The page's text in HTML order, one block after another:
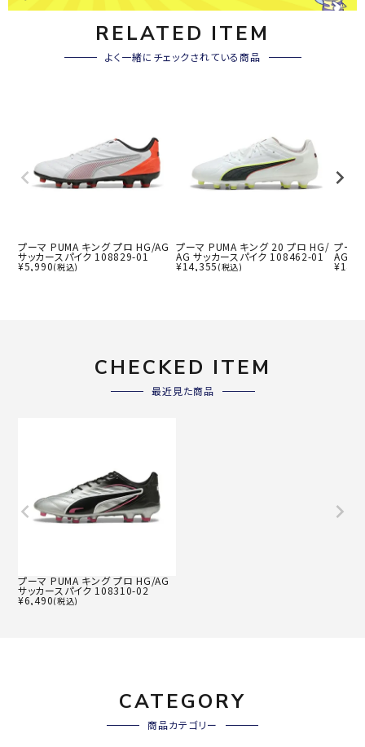
RELATED ITEM
よく一緒にチェックされている商品
プーマ PUMA キング プロ HG/AG
サッカースパイク 108829-01
¥5,990(税込)
プーマ PUMA キング 20 プロ HG/
AG サッカースパイク 108462-01
¥14,355 (税込)
プー
AG サ
¥
CHECKED ITEM
最近見た商品
プーマ PUMA キング プロ HG/AG
サッカースパイク 108310-02
¥6,490(税込)
CATEGORY
商品カテゴリー